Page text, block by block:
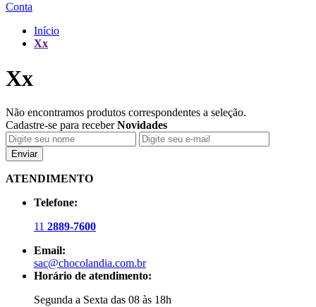
Conta
Início
Xx
Xx
Não encontramos produtos correspondentes a seleção.
Cadastre-se para receberNovidades
Enviar
ATENDIMENTO
Telefone:
11 2889-7600
Email:
sac@chocolandia.com.br
Horário de atendimento:
Segunda a Sexta das 08 às 18h